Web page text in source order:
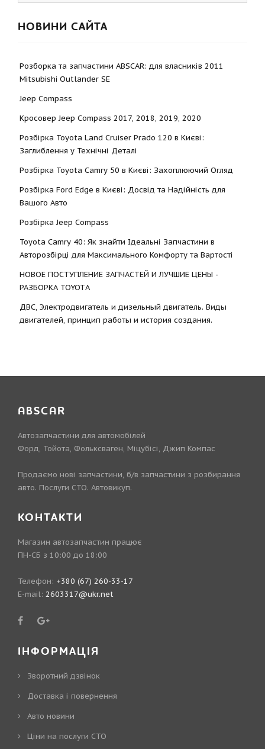
НОВИНИ САЙТА
Розборка та запчастини ABSCAR: для власників 2011
Mitsubishi Outlander SE
Jeep Compass
Кросовер Jeep Compass 2017, 2018, 2019, 2020
Розбірка Toyota Land Cruiser Prado 120 в Києві:
Заглиблення у Технічні Деталі
Розбірка Toyota Camry 50 в Києві: Захоплюючий Огляд
Розбірка Ford Edge в Києві: Досвід та Надійність для
Вашого Авто
Розбірка Jeep Compass
Toyota Camry 40: Як знайти Ідеальні Запчастини в
Авторозбірці для Максимального Комфорту та Вартості
НОВОЕ ПОСТУПЛЕНИЕ ЗАПЧАСТЕЙ И ЛУЧШИЕ ЦЕНЫ -
РАЗБОРКА TOYOTА
ДВС, Электродвигатель и дизельный двигатель. Виды
двигателей, принцип работы и история создания.
ABSCAR
Автозапчастини для автомобілей
Форд, Тойота, Фольксваген, Міцубісі, Джип Компас
Продаємо нові запчастини, б/в запчастини з розбирання
авто. Послуги СТО. Автовикуп.
КОНТАКТИ
Магазин автозапчастин працює
ПН-СБ з 10:00 до 18:00
Телефон: +380 (67) 260-33-17
E-mail: 2603317@ukr.net
ІНФОРМАЦІЯ
Зворотний дзвінок
Доставка і повернення
Авто новини
Ціни на послуги СТО